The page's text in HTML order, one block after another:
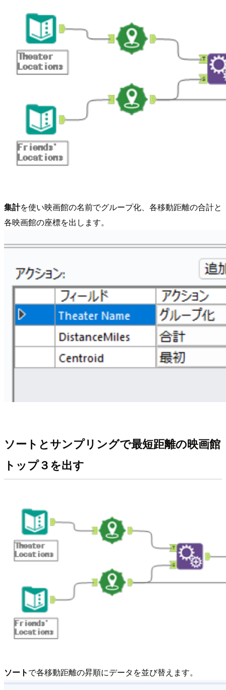
集計を使い映画館の名前でグループ化、各移動距離の合計と
各映画館の座標を出します。
ソートとサンプリングで最短距離の映画館
トップ３を出す
ソートで各移動距離の昇順にデータを並び替えます。